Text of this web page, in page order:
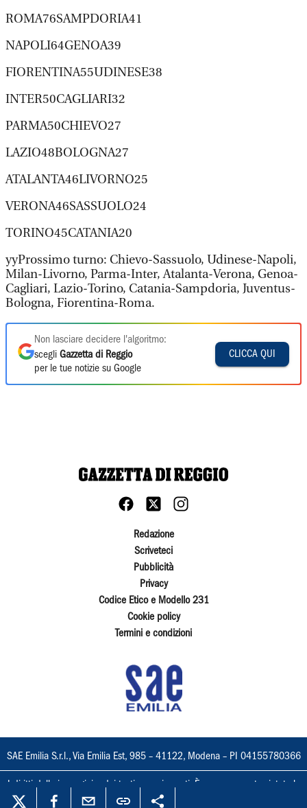
ROMA76SAMPDORIA41
NAPOLI64GENOA39
FIORENTINA55UDINESE38
INTER50CAGLIARI32
PARMA50CHIEVO27
LAZIO48BOLOGNA27
ATALANTA46LIVORNO25
VERONA46SASSUOLO24
TORINO45CATANIA20
yyProssimo turno: Chievo-Sassuolo, Udinese-Napoli,
Milan-Livorno, Parma-Inter, Atalanta-Verona, Genoa-
Cagliari, Lazio-Torino, Catania-Sampdoria, Juventus-
Bologna, Fiorentina-Roma.
Non lasciare decidere l'algoritmo:
scegli Gazzetta di Reggio
per le tue notizie su Google
CLICCA QUI
Redazione
Scriveteci
Pubblicità
Privacy
Codice Etico e Modello 231
Cookie policy
Termini e condizioni
SAE Emilia S.r.l., Via Emilia Est, 985 – 41122, Modena – PI 04155780366
I diritti delle immagini e dei testi sono riservati. È espressamente vietata la
loro riproduzione con qualsiasi mezzo e l'adattamento totale o parziale.